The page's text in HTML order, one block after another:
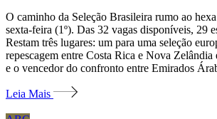
O caminho da Seleção Brasileira rumo ao
sexta-feira (1º). Das 32 vagas disponíveis, 29
Restam três lugares: um para uma seleção
repescagem entre Costa Rica e Nova Zelândia
e o vencedor do confronto entre Emirados
Leia Mais